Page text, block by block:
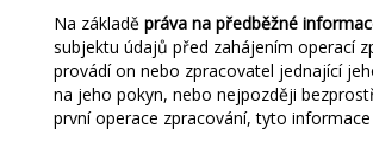
Na základě práva na předběžné
subjektu údajů před zahájením operací
provádí on nebo zpracovatel jednající
na jeho pokyn, nebo nejpozději
první operace zpracování, tyto informace